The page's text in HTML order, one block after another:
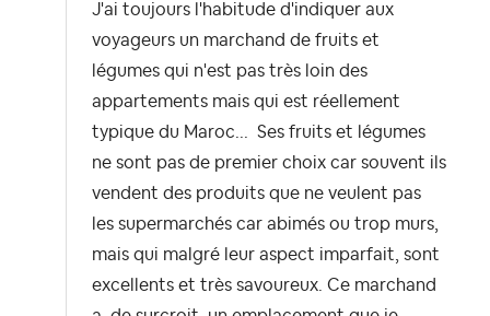
J'ai toujours l'habitude d'indiquer aux
voyageurs un marchand de fruits et
légumes qui n'est pas très loin des
appartements mais qui est réellement
typique du Maroc... Ses fruits et légumes
ne sont pas de premier choix car souvent ils
vendent des produits que ne veulent pas
les supermarchés car abimés ou trop murs,
mais qui malgré leur aspect imparfait, sont
excellents et très savoureux. Ce marchand